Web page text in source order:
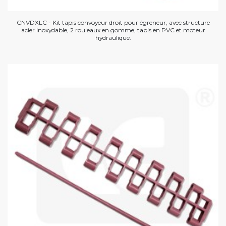
CNVDXLC - Kit tapis convoyeur droit pour égreneur, avec structure
acier Inoxydable, 2 rouleaux en gomme, tapis en PVC et moteur
hydraulique.